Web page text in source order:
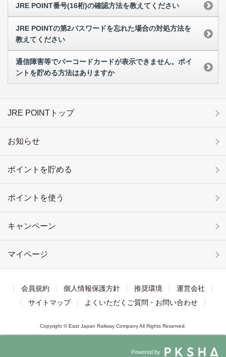
JRE POINT番号(16桁)の確認方法を教えてください
JRE POINTの第2パスワードを忘れた場合の対処方法を
教えてください
通信障害等でバーコードカードが表示できません。ポイ
ントを貯める方法はありますか
JRE POINTトップ
お知らせ
ポイントを貯める
ポイントを使う
キャンペーン
マイページ
会員規約 個人情報保護方針 推奨環境
運営会社
サイトマップ
よくいただくご質問・お問い合わせ
Copyright © East Japan Railway Company All Rights Reserved.
Powered by